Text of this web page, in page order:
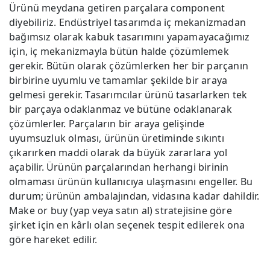
Ürünü meydana getiren parçalara component
diyebiliriz. Endüstriyel tasarımda iç mekanizmadan
bağımsız olarak kabuk tasarımını yapamayacağımız
için, iç mekanizmayla bütün halde çözümlemek
gerekir. Bütün olarak çözümlerken her bir parçanın
birbirine uyumlu ve tamamlar şekilde bir araya
gelmesi gerekir. Tasarımcılar ürünü tasarlarken tek
bir parçaya odaklanmaz ve bütüne odaklanarak
çözümlerler. Parçaların bir araya gelişinde
uyumsuzluk olması, ürünün üretiminde sıkıntı
çıkarırken maddi olarak da büyük zararlara yol
açabilir. Ürünün parçalarından herhangi birinin
olmaması ürünün kullanıcıya ulaşmasını engeller. Bu
durum; ürünün ambalajından, vidasına kadar dahildir.
Make or buy (yap veya satın al) stratejisine göre
şirket için en kârlı olan seçenek tespit edilerek ona
göre hareket edilir.